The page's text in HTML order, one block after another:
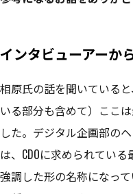
インタビューアーか
相原氏の話を聞いている
いる部分も含めて）ここ
した。デジタル企画部の
は、CDOに求められている
強調した形の名称になっ